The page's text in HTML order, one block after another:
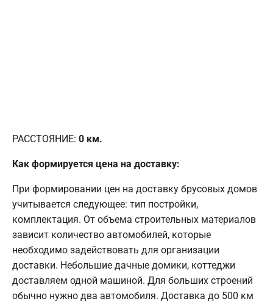
РАССТОЯНИЕ: 0 км.
Как формируется цена на доставку:
При формировании цен на доставку брусовых домов
учитывается следующее: тип постройки,
комплектация. От объема строительных материалов
зависит количество автомобилей, которые
необходимо задействовать для организации
доставки. Небольшие дачные домики, коттеджи
доставляем одной машиной. Для больших строений
обычно нужно два автомобиля. Доставка до 500 км